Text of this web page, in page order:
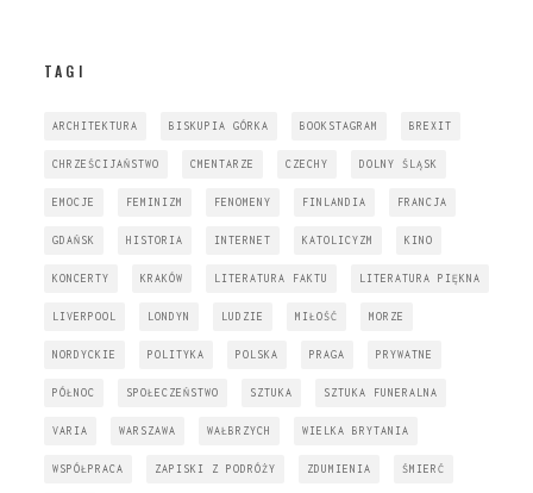
TAGI
ARCHITEKTURA BISKUPIA GÓRKA BOOKSTAGRAM BREXIT
CHRZEŚCIJAŃSTWO CMENTARZE CZECHY DOLNY ŚLĄSK
EMOCJE FEMINIZM FENOMENY FINLANDIA FRANCJA
GDAŃSK HISTORIA INTERNET KATOLICYZM KINO
KONCERTY KRAKÓW LITERATURA FAKTU LITERATURA PIĘKNA
LIVERPOOL LONDYN LUDZIE MIŁOŚĆ MORZE
NORDYCKIE POLITYKA POLSKA PRAGA PRYWATNE
PÓŁNOC SPOŁECZEŃSTWO SZTUKA SZTUKA FUNERALNA
VARIA WARSZAWA WAŁBRZYCH WIELKA BRYTANIA
WSPÓŁPRACA ZAPISKI Z PODRÓŻY ZDUMIENIA ŚMIERĆ